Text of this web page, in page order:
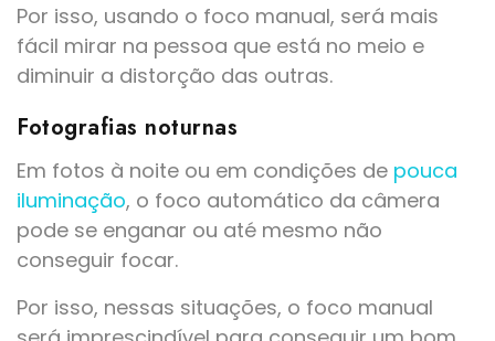
Por isso, usando o foco manual, será mais
fácil mirar na pessoa que está no meio e
diminuir a distorção das outras.
Fotografias noturnas
Em fotos à noite ou em condições de pouca
iluminação, o foco automático da câmera
pode se enganar ou até mesmo não
conseguir focar.
Por isso, nessas situações, o foco manual